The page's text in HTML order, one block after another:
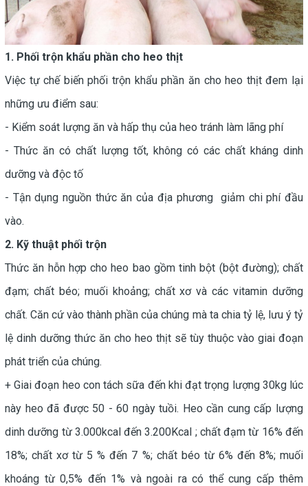
1. Phối trộn khẩu phần cho heo thịt
Việc tự chế biến phối trộn khẩu phần ăn cho heo thịt đem lại
những ưu điểm sau:
- Kiểm soát lượng ăn và hấp thụ của heo tránh làm lãng phí
- Thức ăn có chất lượng tốt, không có các chất kháng dinh
dưỡng và độc tố
- Tận dụng nguồn thức ăn của địa phương giảm chi phí đầu
vào.
2. Kỹ thuật phối trộn
Thức ăn hỗn hợp cho heo bao gồm tinh bột (bột đường); chất
đạm; chất béo; muối khoảng; chất xơ và các vitamin dưỡng
chất. Căn cứ vào thành phần của chúng mà ta chia tỷ lệ, lưu ý tỷ
lệ dinh dưỡng thức ăn cho heo thịt sẽ tùy thuộc vào giai đoạn
phát triển của chúng.
+ Giai đoạn heo con tách sữa đến khi đạt trọng lượng 30kg lúc
này heo đã được 50 - 60 ngày tuồi. Heo cần cung cấp lượng
dinh dưỡng từ 3.000kcal đến 3.200Kcal ; chất đạm từ 16% đến
18%; chất xơ từ 5 % đến 7 %; chất béo từ 6% đến 8%; muối
khoáng từ 0,5% đến 1% và ngoài ra có thể cung cấp thêm